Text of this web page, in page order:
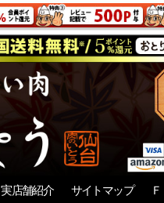
実店舗紹介 サイトマップ